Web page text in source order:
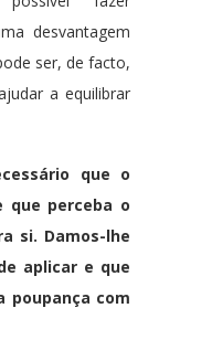
desvantagem
ser, de facto,
a equilibrar
que o
que perceba o
si. Damos-lhe
aplicar e que
poupança com